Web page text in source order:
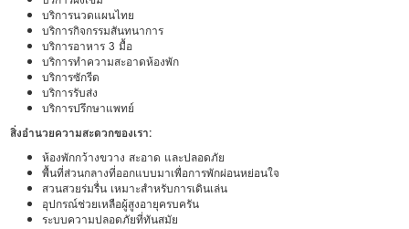
บริการนวดแผนไทย
บริการกิจกรรมสันทนาการ
บริการอาหาร 3 มื้อ
บริการทำความสะอาดห้องพัก
บริการซักรีด
บริการรับส่ง
บริการปรึกษาแพทย์
สิ่งอำนวยความสะดวกของเรา:
ห้องพักกว้างขวาง สะอาด และปลอดภัย
พื้นที่ส่วนกลางที่ออกแบบมาเพื่อการพักผ่อนหย่อนใจ
สวนสวยร่มรื่น เหมาะสำหรับการเดินเล่น
อุปกรณ์ช่วยเหลือผู้สูงอายุครบครัน
ระบบความปลอดภัยที่ทันสมัย